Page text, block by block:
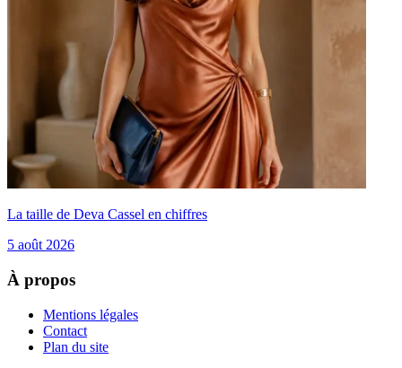
La taille de Deva Cassel en chiffres
5 août 2026
À propos
Mentions légales
Contact
Plan du site